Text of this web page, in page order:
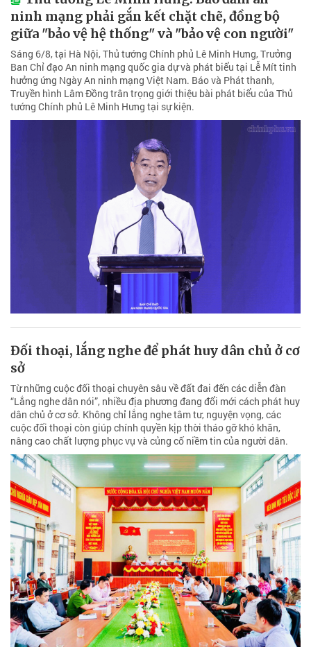
ninh mạng phải gắn kết chặt chẽ, đồng bộ
giữa "bảo vệ hệ thống" và "bảo vệ con người"
Sáng 6/8, tại Hà Nội, Thủ tướng Chính phủ Lê Minh Hưng, Trưởng
Ban Chỉ đạo An ninh mạng quốc gia dự và phát biểu tại Lễ Mít tinh
hưởng ứng Ngày An ninh mạng Việt Nam. Báo và Phát thanh,
Truyền hình Lâm Đồng trân trọng giới thiệu bài phát biểu của Thủ
tướng Chính phủ Lê Minh Hưng tại sự kiện.
Đối thoại, lắng nghe để phát huy dân chủ ở cơ
sở
Từ những cuộc đối thoại chuyên sâu về đất đai đến các diễn đàn
“Lắng nghe dân nói”, nhiều địa phương đang đổi mới cách phát huy
dân chủ ở cơ sở. Không chỉ lắng nghe tâm tư, nguyện vọng, các
cuộc đối thoại còn giúp chính quyền kịp thời tháo gỡ khó khăn,
nâng cao chất lượng phục vụ và củng cố niềm tin của người dân.